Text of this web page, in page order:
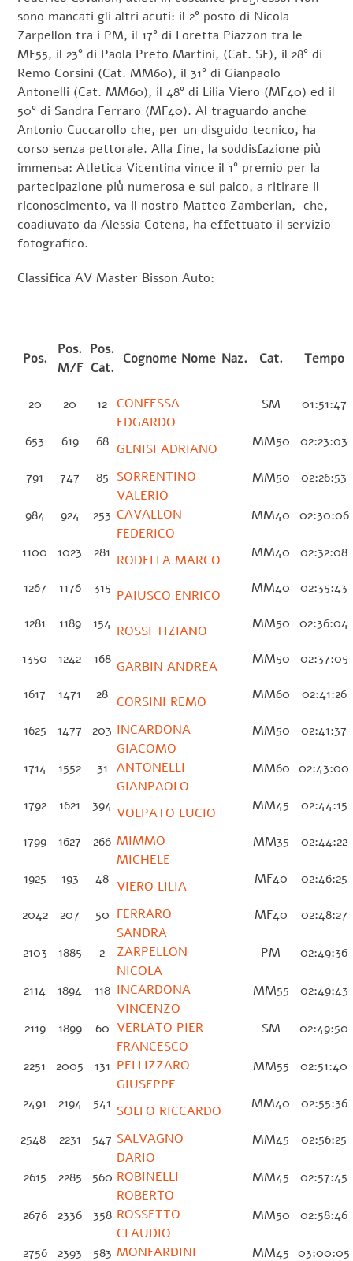
sono mancati gli altri acuti: il 2° posto di Nicola
Zarpellon tra i PM, il 17° di Loretta Piazzon tra le
MF55, il 23° di Paola Preto Martini, (Cat. SF), il 28° di
Remo Corsini (Cat. MM60), il 31° di Gianpaolo
Antonelli (Cat. MM60), il 48° di Lilia Viero (MF40) ed il
50° di Sandra Ferraro (MF40). Al traguardo anche
Antonio Cuccarollo che, per un disguido tecnico, ha
corso senza pettorale. Alla fine, la soddisfazione più
immensa: Atletica Vicentina vince il 1° premio per la
partecipazione più numerosa e sul palco, a ritirare il
riconoscimento, va il nostro Matteo Zamberlan, che,
coadiuvato da Alessia Cotena, ha effettuato il servizio
fotografico.
Classifica AV Master Bisson Auto:
Pos.
Pos.
M/F
Pos.
Cat.
Cognome Nome Naz. Cat. Tempo
20 20 12 CONFESSA
EDGARDO
SM 01:51:47
653 619 68 GENISI ADRIANO MM50 02:23:03
791 747 85 SORRENTINO
VALERIO
MM50 02:26:53
984 924 253 CAVALLON
FEDERICO
MM40 02:30:06
1100 1023 281 RODELLA MARCO MM40 02:32:08
1267 1176 315 PAIUSCO ENRICO MM40 02:35:43
1281 1189 154 ROSSI TIZIANO MM50 02:36:04
1350 1242 168 GARBIN ANDREA MM50 02:37:05
1617 1471 28 CORSINI REMO MM60 02:41:26
1625 1477 203 INCARDONA
GIACOMO
MM50 02:41:37
1714 1552 31 ANTONELLI
GIANPAOLO
MM60 02:43:00
1792 1621 394 VOLPATO LUCIO MM45 02:44:15
1799 1627 266 MIMMO
MICHELE
MM35 02:44:22
1925 193 48 VIERO LILIA MF40 02:46:25
2042 207 50 FERRARO
SANDRA
MF40 02:48:27
2103 1885 2
ZARPELLON
NICOLA
PM 02:49:36
2114 1894 118 INCARDONA
VINCENZO
MM55 02:49:43
2119 1899 60 VERLATO PIER
FRANCESCO
SM 02:49:50
2251 2005 131 PELLIZZARO
GIUSEPPE
MM55 02:51:40
2491 2194 541 SOLFO RICCARDO MM40 02:55:36
2548 2231 547 SALVAGNO
DARIO
MM45 02:56:25
2615 2285 560 ROBINELLI
ROBERTO
MM45 02:57:45
2676 2336 358 ROSSETTO
CLAUDIO
MM50 02:58:46
2756 2393 583 MONFARDINI MM45